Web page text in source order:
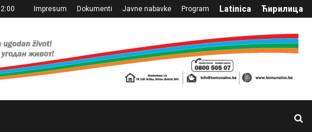
Impresum Dokumenti Javne nabavke Program Latinica Ћирилица